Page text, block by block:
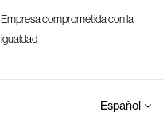
Empresa comprometida con la
igualdad
Español